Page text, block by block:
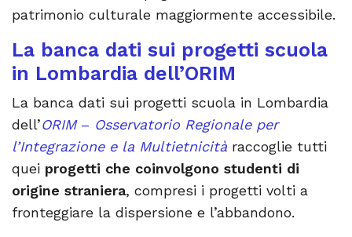
patrimonio culturale maggiormente accessibile.
La banca dati sui progetti scuola
in Lombardia dell’ORIM
La banca dati sui progetti scuola in Lombardia
dell’ORIM– Osservatorio Regionale per
l’Integrazione e la Multietnicità raccoglie tutti
quei progetti che coinvolgono studenti di
origine straniera, compresi i progetti volti a
fronteggiare la dispersione e l’abbandono.